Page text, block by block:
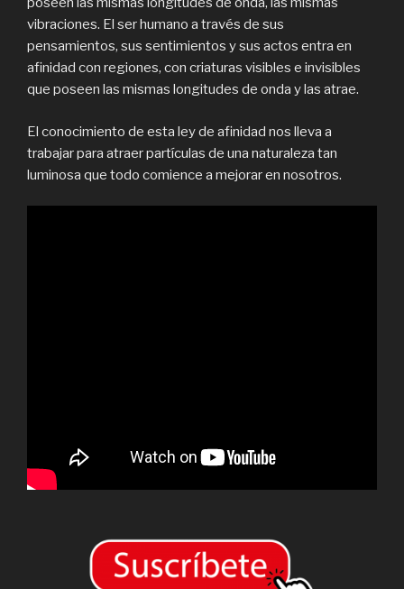
vibraciones. El ser humano a través de sus
pensamientos, sus sentimientos y sus actos entra en
afinidad con regiones, con criaturas visibles e invisibles
que poseen las mismas longitudes de onda y las atrae.
El conocimiento de esta ley de afinidad nos lleva a
trabajar para atraer partículas de una naturaleza tan
luminosa que todo comience a mejorar en nosotros.